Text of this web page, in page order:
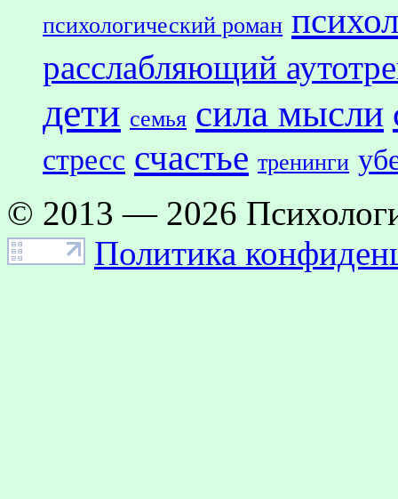
психологический роман
расслабляющий
дети семья сила мысли
стресс счастье тренинги
© 2013 — 2026
Политика